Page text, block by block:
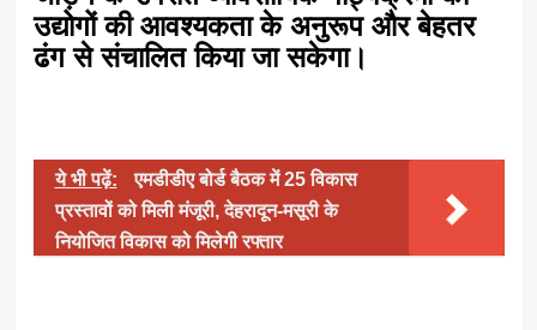
उद्योगों की आवश्यकता के अनुरूप और बेहतर
ढंग से संचालित किया जा सकेगा।
ये भी पढ़ें:
एमडीडीए बोर्ड बैठक में 25 विकास
प्रस्तावों को मिली मंजूरी, देहरादून-मसूरी के
नियोजित विकास को मिलेगी रफ्तार